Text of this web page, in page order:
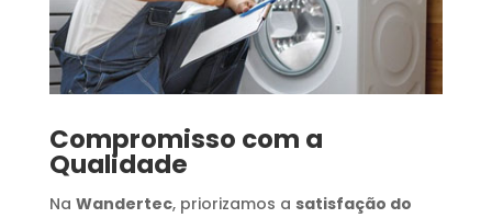
Compromisso com a
Qualidade
Na Wandertec, priorizamos a satisfação do